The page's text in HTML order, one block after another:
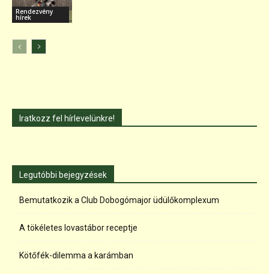
Rendezvény
hírek
Iratkozz fel hírlevelünkre!
Legutóbbi bejegyzések
Bemutatkozik a Club Dobogómajor üdülőkomplexum
A tökéletes lovastábor receptje
Kötőfék-dilemma a karámban